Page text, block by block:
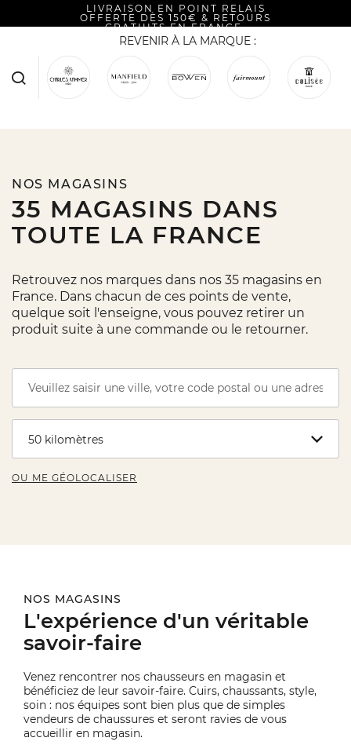
LIVRAISON EN POINT RELAIS
OFFERTE DÈS 150€ & RETOURS
GRATUITS EN FRANCE.
REVENIR À LA MARQUE :
NOS MAGASINS
35 MAGASINS DANS
TOUTE LA FRANCE
Retrouvez nos marques dans nos 35 magasins en
France. Dans chacun de ces points de vente,
quelque soit l'enseigne, vous pouvez retirer un
produit suite à une commande ou le retourner.
OU ME GÉOLOCALISER
NOS MAGASINS
L'expérience d'un véritable
savoir-faire
Venez rencontrer nos chausseurs en magasin et
bénéficiez de leur savoir-faire. Cuirs, chaussants, style,
soin : nos équipes sont bien plus que de simples
vendeurs de chaussures et seront ravies de vous
accueillir en magasin.